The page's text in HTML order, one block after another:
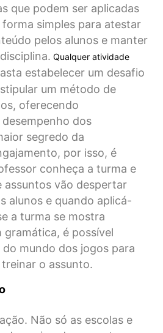
que podem ser aplicadas
forma simples para atestar
pelos alunos e manter
Qualquer atividade
estabelecer um desafio
um método de
oferecendo
dos
segredo da
por isso, é
conheça a turma e
assuntos vão despertar
alunos e quando aplicá-
a turma se mostra
gramática, é possível
mundo dos jogos para
o assunto.
Não só as escolas e